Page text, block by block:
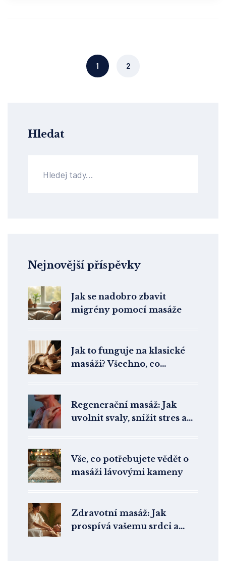
regenerační masáž do vašich běžných rutin pro
1 2
Hledat
Nejnovější příspěvky
Jak se nadobro zbavit
migrény pomocí masáže
Jak to funguje na klasické
masáži? Všechno, co
Regenerační masáž: Jak
uvolnit svaly, snížit stres a
Vše, co potřebujete vědět o
masáži lávovými kameny
Zdravotní masáž: Jak
prospívá vašemu srdci a